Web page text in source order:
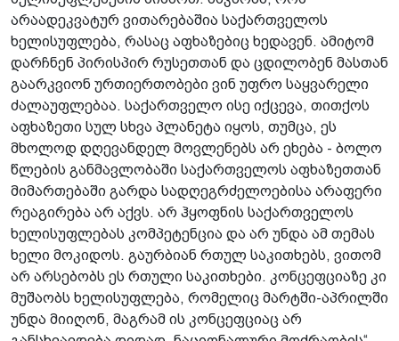
არაადეკვატურ ვითარებაშია საქართველოს
ხელისუფლება, რასაც აფხაზებიც ხედავენ. ამიტომ
დარჩნენ პირისპირ რუსეთთან და ცდილობენ მასთან
გაარკვიონ ურთიერთობები ვინ უფრო საყვარელი
ძალაუფლებაა. საქართველო ისე იქცევა, თითქოს
აფხაზეთი სულ სხვა პლანეტა იყოს, თუმცა, ეს
მხოლოდ დღევანდელ მოვლენებს არ ეხება - ბოლო
წლების განმავლობაში საქართველოს აფხაზეთთან
მიმართებაში გარდა სადღეგრძელოებისა არაფერი
რეაგირება არ აქვს. არ ჰყოფნის საქართველოს
ხელისუფლებას კომპეტენცია და არ უნდა ამ თემას
ხელი მოკიდოს. გაურბიან რთულ საკითხებს, ვითომ
არ არსებობს ეს რთული საკითხები. კონცეფციაზე კი
მუშაობს ხელისუფლება, რომელიც მარტში-აპრილში
უნდა მიიღონ, მაგრამ ის კონცეფციაც არ